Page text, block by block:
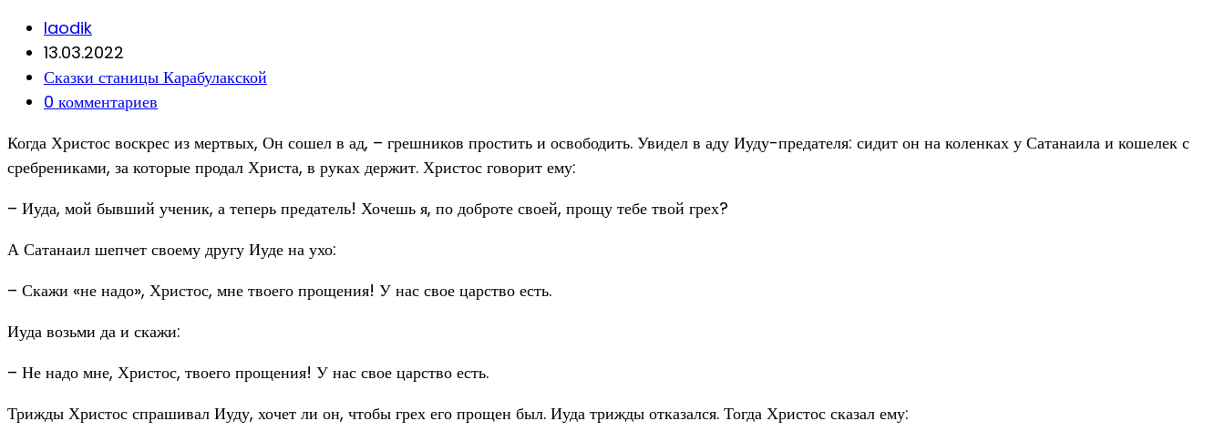
Post
author:
laodik
Запись
опубликована:
13.03.2022
Post
category:
Сказки станицы Карабулакской
Post
0 комментариев
Когда Христос воскрес из мертвых, Он сошел в ад, – грешников простить и освободить. Увидел в аду Иуду-предателя: сидит он на коленках у Сатанаила и кошелек с
сребрениками, за которые продал Христа, в руках держит. Христос говорит ему:
– Иуда, мой бывший ученик, а теперь предатель! Хочешь я, по доброте своей, прощу тебе твой грех?
А Сатанаил шепчет своему другу Иуде на ухо:
– Скажи «не надо», Христос, мне твоего прощения! У нас свое царство есть.
Иуда возьми да и скажи:
– Не надо мне, Христос, твоего прощения! У нас свое царство есть.
Трижды Христос спрашивал Иуду, хочет ли он, чтобы грех его прощен был. Иуда трижды отказался. Тогда Христос сказал ему: